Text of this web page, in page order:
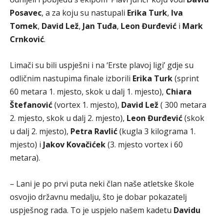
Posavec, a za koju su nastupali Erika Turk, Iva
Tomek, David Lež, Jan Tuđa, Leon Đurđević i Mark
Crnković.
Limači su bili uspješni i na ‘Erste plavoj ligi’ gdje su
odličnim nastupima finale izborili Erika Turk(sprint
60 metara 1. mjesto, skok u dalj 1. mjesto), Chiara
Štefanović(vortex 1. mjesto), David Lež( 300 metara
2. mjesto, skok u dalj 2. mjesto), Leon Đurđević(skok
u dalj 2. mjesto), Petra Ravlić(kugla 3 kilograma 1.
mjesto) i Jakov Kovačićek(3. mjesto vortex i 60
metara).
– Lani je po prvi puta neki član naše atletske škole
osvojio državnu medalju, što je dobar pokazatelj
uspješnog rada. To je uspjelo našem kadetu Davidu